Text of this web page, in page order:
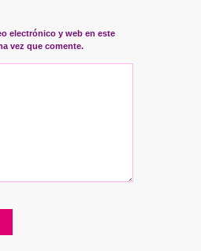
electrónico y web en este
vez que comente.